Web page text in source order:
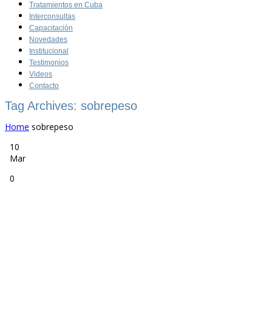
Tratamientos en Cuba
Interconsultas
Capacitación
Novedades
Institucional
Testimonios
Videos
Contacto
Tag Archives: sobrepeso
Home sobrepeso
10
Mar
0